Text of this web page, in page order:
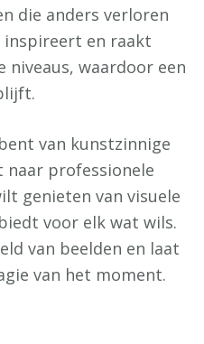
die anders verloren
inspireert en raakt
niveaus, waardoor een
van kunstzinnige
professionele
genieten van visuele
voor elk wat wils.
van beelden en laat
van het moment.